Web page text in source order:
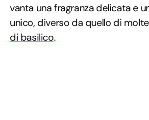
vanta una fragranza delicata e
unico, diverso da quello di molte
di basilico.